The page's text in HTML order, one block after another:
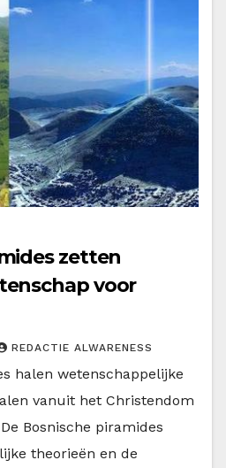
zetten
voor
REDACTIE ALWARENESS
halen wetenschappelijke
vanuit het Christendom
Bosnische piramides
theorieën en de